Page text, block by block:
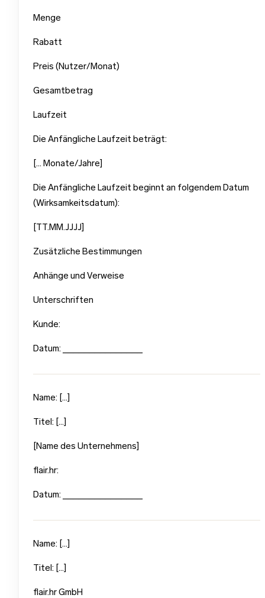
Menge
Rabatt
Preis (Nutzer/Monat)
Gesamtbetrag
Laufzeit
Die Anfängliche Laufzeit beträgt:
[… Monate/Jahre]
Die Anfängliche Laufzeit beginnt an folgendem Datum
(Wirksamkeitsdatum):
[TT.MM.JJJJ]
Zusätzliche Bestimmungen
Anhänge und Verweise
Unterschriften
Kunde:
Datum: _______________
Name: […]
Titel: […]
[Name des Unternehmens]
flair.hr:
Datum: _______________
Name: […]
Titel: […]
flair.hr GmbH